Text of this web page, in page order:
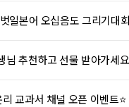
일본어 오십음도 그리기대
님 추천하고 선물 받아가세
교과서 채널 오픈 이벤트⭐